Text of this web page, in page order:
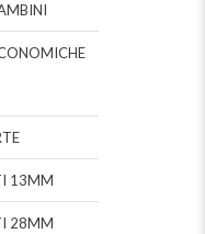
13MM
28MM